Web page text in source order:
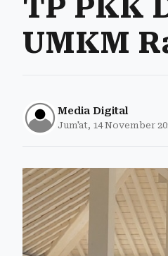
TP PKK
UMKM
Media Digital
Jum'at, 14 November